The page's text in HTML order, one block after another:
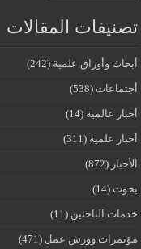
تصنيفات المقالات
أبحاث وأوراق علمية (242)
أجتماعات (538)
أخبار عالمية (14)
أخبار علمية (311)
الأخبار (872)
بحوث (14)
خدمات الباحثين (11)
مؤتمرات وورش عمل (471)